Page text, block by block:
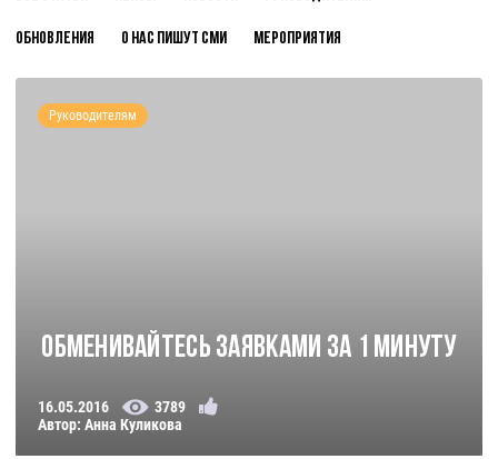
Обновления О нас пишут СМИ Мероприятия
Руководителям
Обменивайтесь заявками за 1 минуту
16.05.2016
3789
Автор: Анна Куликова